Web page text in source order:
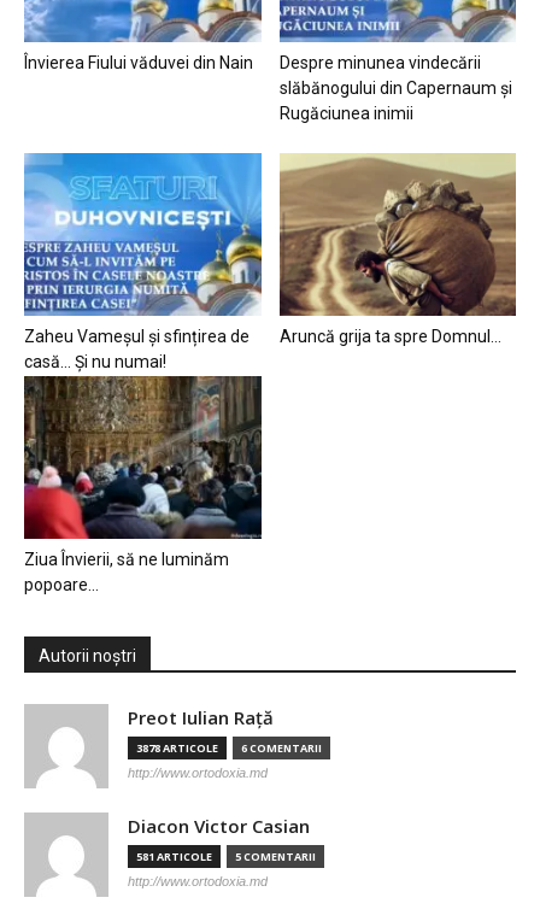
Învierea Fiului văduvei din Nain
Despre minunea vindecării
slăbănogului din Capernaum și
Rugăciunea inimii
Zaheu Vameșul și sfințirea de
casă… Și nu numai!
Aruncă grija ta spre Domnul…
Ziua Învierii, să ne luminăm
popoare…
Autorii noștri
Preot Iulian Raţă
3878 ARTICOLE 6 COMENTARII
http://www.ortodoxia.md
Diacon Victor Casian
581 ARTICOLE 5 COMENTARII
http://www.ortodoxia.md